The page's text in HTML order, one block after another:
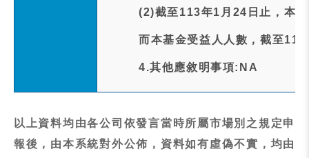
(2)截至113年1月24日止，本
而本基金受益人人數，截至
4.其他應敘明事項:NA
以上資料均由各公司依發言當時所屬市場別之規定申
報後，由本系統對外公佈，資料如有虛偽不實，均由